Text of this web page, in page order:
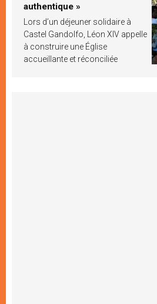
authentique »
Lors d’un déjeuner solidaire à
Castel Gandolfo, Léon XIV appelle
à construire une Église
accueillante et réconciliée